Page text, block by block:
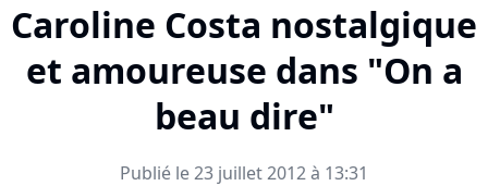
Caroline Costa nostalgique
et amoureuse dans "On a
beau dire"
Publié le 23 juillet 2012 à 13:31